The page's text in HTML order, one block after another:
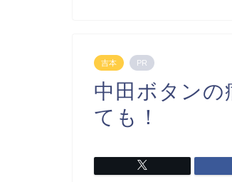
吉本 PR
中田ボタンの
ても！